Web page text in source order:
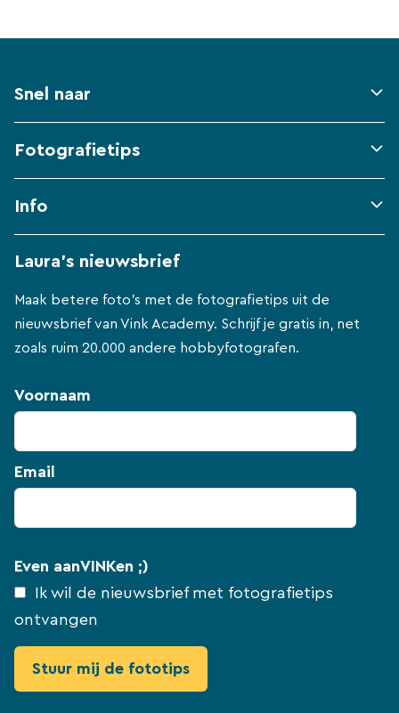
Snel naar
Fotografietips
Info
Laura's nieuwsbrief
Maak betere foto's met de fotografietips uit de
nieuwsbrief van Vink Academy. Schrijf je gratis in, net
zoals ruim 20.000 andere hobbyfotografen.
Voornaam
Email
Even aanVINKen ;)
Ik wil de nieuwsbrief met fotografietips
ontvangen